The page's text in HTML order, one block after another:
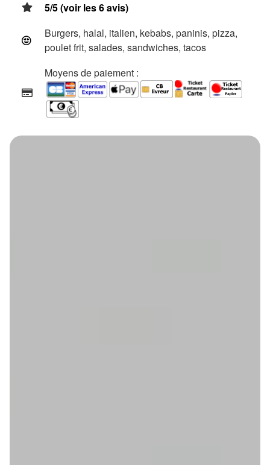
5/5 (voir les 6 avis)
Burgers, halal, italien, kebabs, paninis, pizza,
poulet frit, salades, sandwiches, tacos
Moyens de paiement :